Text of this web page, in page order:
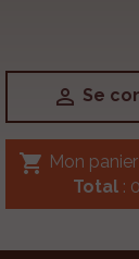
 Se
shopping_cart Mon panier
Total: